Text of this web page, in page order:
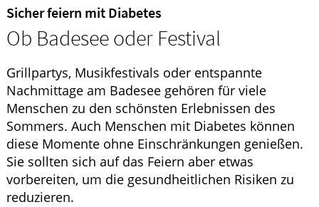
Sicher feiern mit Diabetes
Ob Badesee oder Festival
Grillpartys, Musikfestivals oder entspannte
Nachmittage am Badesee gehören für viele
Menschen zu den schönsten Erlebnissen des
Sommers. Auch Menschen mit Diabetes können
diese Momente ohne Einschränkungen genießen.
Sie sollten sich auf das Feiern aber etwas
vorbereiten, um die gesundheitlichen Risiken zu
reduzieren.